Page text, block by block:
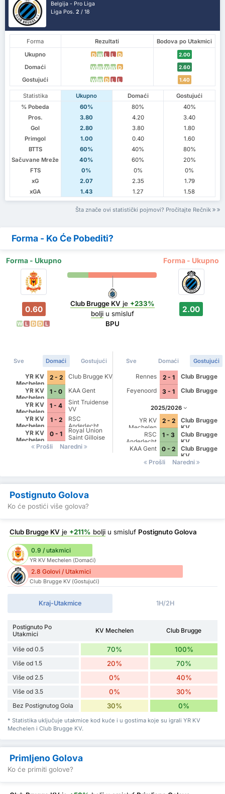
Belgija - Pro Liga
Liga Pos.2 / 18
Forma Rezultati
Bodova po Utakmici
Ukupno
D W L L D 2.00
Domaći W W W W D 2.60
Gostujući W W D L L 1.40
Statistika Ukupno Domaći
Gostujući
% Pobeda
60% 80%
40%
Pros.
3.80 4.20
3.40
Gol
2.80 3.80
1.80
Primgol
1.00 0.40
1.60
BTTS
60% 40%
80%
Sačuvane Mreže
40% 60%
20%
FTS
0% 0%
0%
xG
2.07 2.35
1.79
xGA
1.43 1.27 1.58
Šta znače ovi statistički pojmovi? Pročitajte Rečnik
Forma - Ko Će Pobediti?
Forma - Ukupno Forma - Ukupno
0.60
W L D D L
Club Brugge KVje +233%
boljiu smisluf
BPU
2.00
Sve Domaći Gostujući
YR KV
Mechelen
2 - 2
Club Brugge KV
YR KV
Mechelen
1 - 0
KAA Gent
YR KV
Mechelen
1 - 4
Sint Truidense
VV
YR KV
Mechelen
1 - 2
RSC
Anderlecht
YR KV
Mechelen
0 - 1
Royal Union
Saint Gilloise
Prošli
Naredni
Sve Domaći Gostujući
Rennes 2 - 1
Club Brugge
Feyenoord
3 - 1 Club Brugge
2025/2026
YR KV
Mechelen
2 - 2
Club Brugge
KV
RSC
Anderlecht
1 - 3
Club Brugge
KV
KAA Gent
0 - 2
Club Brugge
KV
Prošli
Naredni
Postignuto Golova
Ko će postići više golova?
Club Brugge KV je +211% bolji u smisluf Postignuto Golova
0.9 / utakmici
YR KV Mechelen (Domaći)
2.8 Golovi / Utakmici
Club Brugge KV (Gostujući)
Kraj-Utakmice 1H/2H
Postignuto Po
Utakmici
KV Mechelen Club Brugge
Više od 0.5 70% 100%
Više od 1.5 20% 70%
Više od 2.5 0% 40%
Više od 3.5 0% 30%
Bez Postignutog Gola 30% 0%
* Statistika uključuje utakmice kod kuće i u gostima koje su igrali YR KV
Mechelen i Club Brugge KV.
Primljeno Golova
Ko će primiti golove?